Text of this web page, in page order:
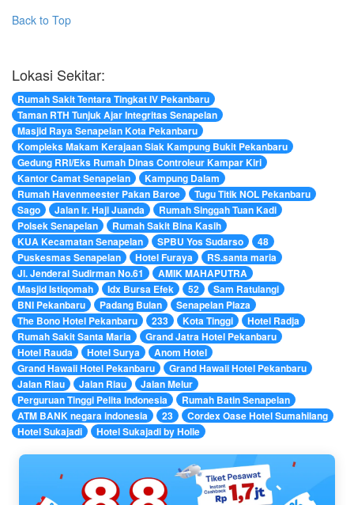
Back to Top
Lokasi Sekitar:
Rumah Sakit Tentara Tingkat IV Pekanbaru
Taman RTH Tunjuk Ajar Integritas Senapelan
Masjid Raya Senapelan Kota Pekanbaru
Kompleks Makam Kerajaan Siak Kampung Bukit Pekanbaru
Gedung RRI/Eks Rumah Dinas Controleur Kampar Kiri
Kantor Camat Senapelan
Kampung Dalam
Rumah Havenmeester Pakan Baroe
Tugu Titik NOL Pekanbaru
Sago
Jalan Ir. Haji Juanda
Rumah Singgah Tuan Kadi
Polsek Senapelan
Rumah Sakit Bina Kasih
KUA Kecamatan Senapelan
SPBU Yos Sudarso
48
Puskesmas Senapelan
Hotel Furaya
RS.santa maria
Jl. Jenderal Sudirman No.61
AMIK MAHAPUTRA
Masjid Istiqomah
Idx Bursa Efek 52
Sam Ratulangi
BNI Pekanbaru
Padang Bulan
Senapelan Plaza
The Bono Hotel Pekanbaru
233 Kota Tinggi
Hotel Radja
Rumah Sakit Santa Maria
Grand Jatra Hotel Pekanbaru
Hotel Rauda
Hotel Surya
Anom Hotel
Grand Hawaii Hotel Pekanbaru
Grand Hawaii Hotel Pekanbaru
Jalan Riau
Jalan Riau
Jalan Melur
Perguruan Tinggi Pelita Indonesia
Rumah Batin Senapelan
ATM BANK negara indonesia
23
Cordex Oase Hotel Sumahilang
Hotel Sukajadi
Hotel Sukajadi by Holie